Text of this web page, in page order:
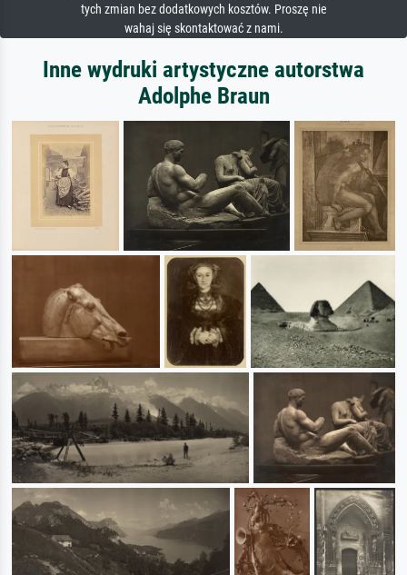
tych zmian bez dodatkowych kosztów. Proszę nie
wahaj się skontaktować z nami.
Inne wydruki artystyczne autorstwa
Adolphe Braun